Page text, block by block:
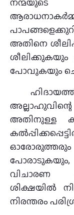
നന്മയുടെ
അതിനെ
പോവുകയും
അതിനുള്ള
വിചാരണ
ശിക്ഷയിൽ
നിരന്തരം